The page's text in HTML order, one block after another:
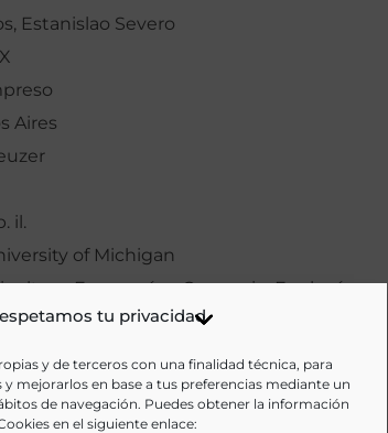
tu privacidad
y de terceros con una finalidad técnica, para
y mejorarlos en base a tus preferencias mediante un
de navegación. Puedes obtener la información
en el siguiente enlace:
Estanislao Severo
Aires
il.
of Michigan
Economía y Comercio, Enología y
Agricultura, Agronomía, Alimentos,
Comercio, Economía rural